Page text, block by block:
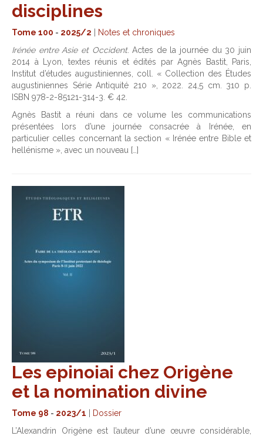
disciplines
Tome 100 - 2025/2
Notes et chroniques
Irénée entre Asie et Occident. Actes de la journée du 30 juin
2014 à Lyon, textes réunis et édités par Agnès Bastit, Paris,
Institut d’études augustiniennes, coll. « Collection des Études
augustiniennes Série Antiquité 210 », 2022. 24,5 cm. 310 p.
ISBN 978-2-85121-314-3. € 42.
Agnès Bastit a réuni dans ce volume les communications
présentées lors d’une journée consacrée à Irénée, en
particulier celles concernant la section « Irénée entre Bible et
hellénisme », avec un nouveau […]
Les epinoiai chez Origène
et la nomination divine
Tome 98 - 2023/1
Dossier
L’Alexandrin Origène est l’auteur d’une œuvre considérable,